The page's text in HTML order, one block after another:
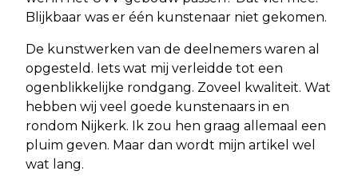
Blijkbaar was er één kunstenaar niet gekomen.
De kunstwerken van de deelnemers waren al
opgesteld. Iets wat mij verleidde tot een
ogenblikkelijke rondgang. Zoveel kwaliteit. Wat
hebben wij veel goede kunstenaars in en
rondom Nijkerk. Ik zou hen graag allemaal een
pluim geven. Maar dan wordt mijn artikel wel
wat lang.